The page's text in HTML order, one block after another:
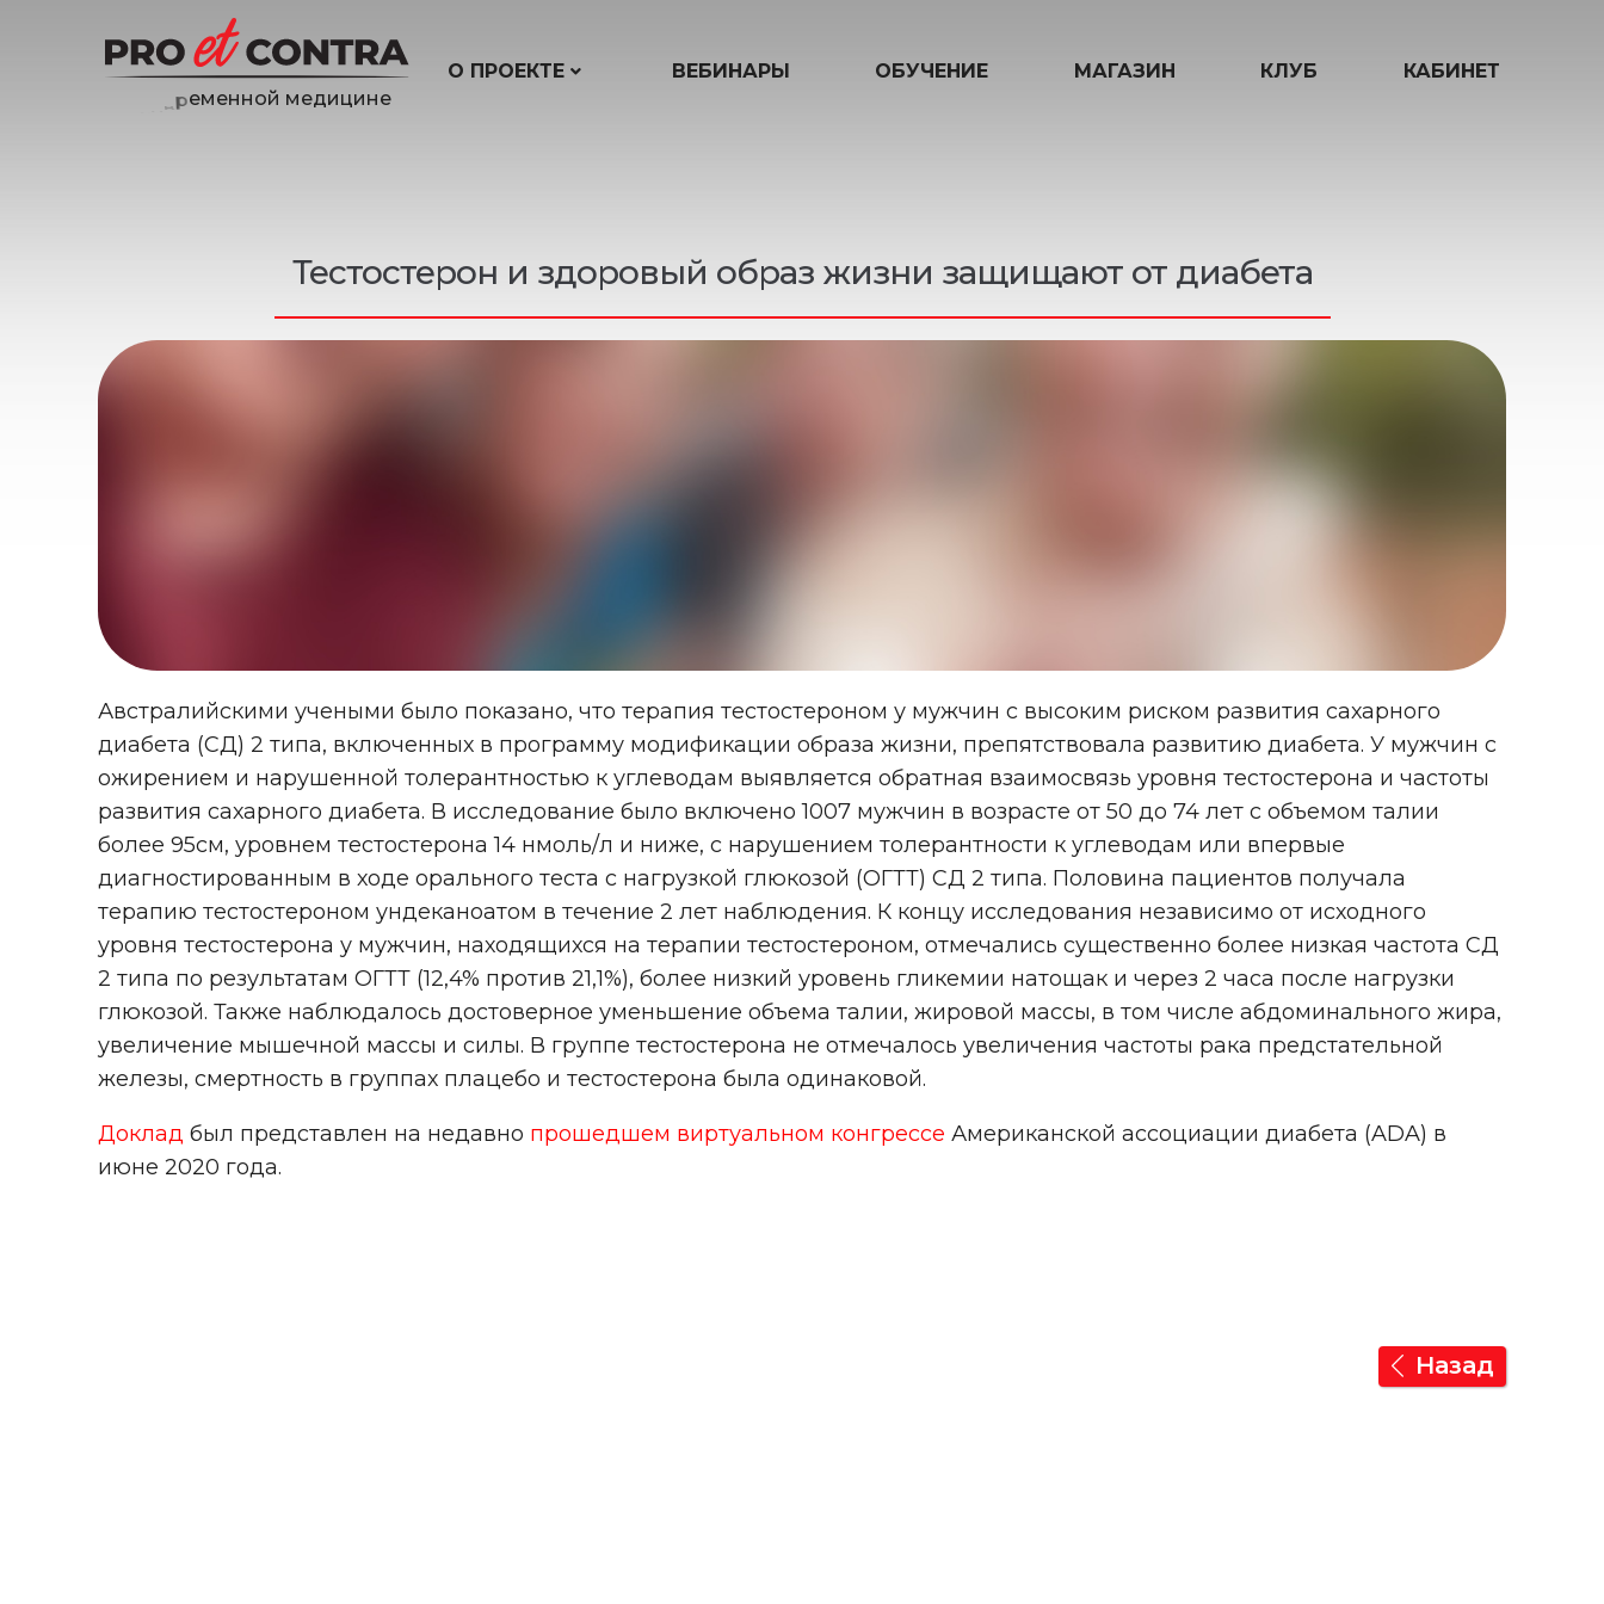
цине
О ПРОЕКТЕ ВЕБИНАРЫ ОБУЧЕНИЕ МАГАЗИН КЛУБ КАБИНЕТ
Тестостерон и здоровый образ жизни защищают от диабета
Австралийскими учеными было показано, что терапия тестостероном у мужчин с высоким риском развития сахарного
диабета (СД) 2 типа, включенных в программу модификации образа жизни, препятствовала развитию диабета. У мужчин с
ожирением и нарушенной толерантностью к углеводам выявляется обратная взаимосвязь уровня тестостерона и частоты
развития сахарного диабета. В исследование было включено 1007 мужчин в возрасте от 50 до 74 лет с объемом талии
более 95см, уровнем тестостерона 14 нмоль/л и ниже, с нарушением толерантности к углеводам или впервые
диагностированным в ходе орального теста с нагрузкой глюкозой (ОГТТ) СД 2 типа. Половина пациентов получала
терапию тестостероном ундеканоатом в течение 2 лет наблюдения. К концу исследования независимо от исходного
уровня тестостерона у мужчин, находящихся на терапии тестостероном, отмечались существенно более низкая частота СД
2 типа по результатам ОГТТ (12,4% против 21,1%), более низкий уровень гликемии натощак и через 2 часа после нагрузки
глюкозой. Также наблюдалось достоверное уменьшение объема талии, жировой массы, в том числе абдоминального жира,
увеличение мышечной массы и силы. В группе тестостерона не отмечалось увеличения частоты рака предстательной
железы, смертность в группах плацебо и тестостерона была одинаковой.
Доклад был представлен на недавно прошедшем виртуальном конгрессе Американской ассоциации диабета (ADA) в
июне 2020 года.
Назад